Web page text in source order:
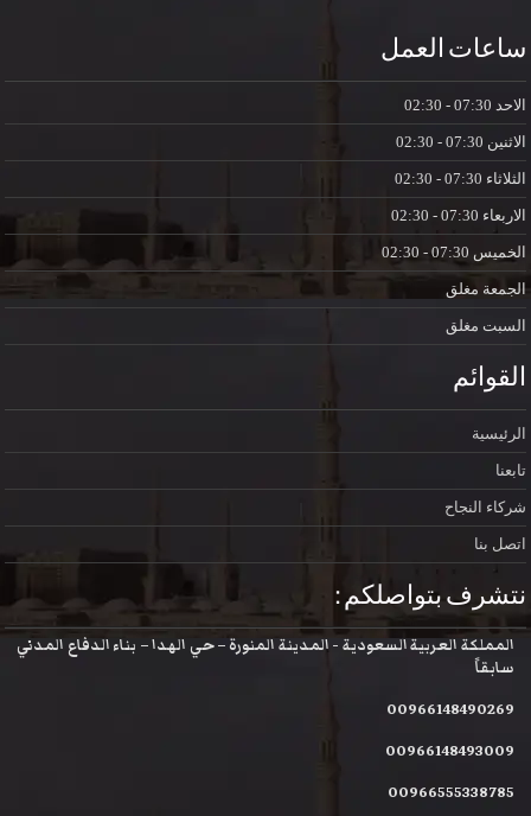
ساعات العمل
الاحد
الاثنين
الثلاثاء
الاربعاء
الخميس
الجمعة مغلق
السبت مغلق
القوائم
الرئيسية
تابعنا
شركاء النجاح
اتصل بنا
نتشرف بتواصلكم :
المملكة العربية السعودية - المدينة المنورة – حي الهدا – بناء الدفاع المدني
سابقاً
00966148490269
00966148493009
00966555338785